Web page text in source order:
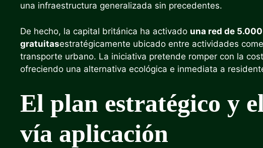
una infraestructura generalizada sin precedentes.
De hecho, la capital británica ha activado una red de
gratuitasestratégicamente ubicado entre actividades
transporte urbano. La iniciativa pretende romper con la
ofreciendo una alternativa ecológica e inmediata a
El plan estratégico y
vía aplicación